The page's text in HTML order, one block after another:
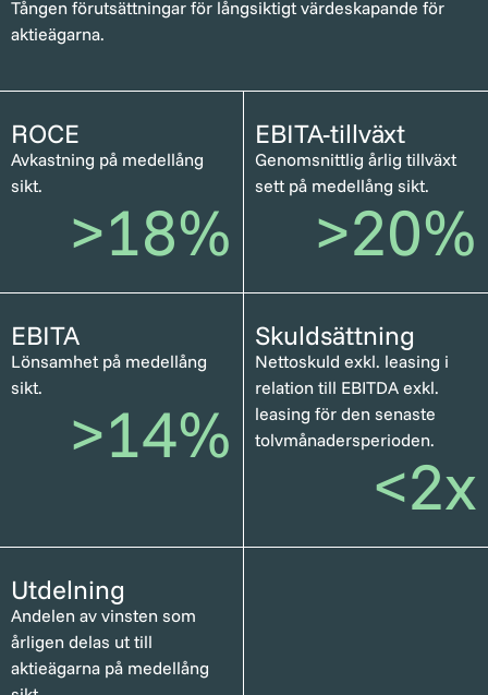
Tången förutsättningar för långsiktigt värdeskapande för
aktieägarna.
ROCE
Avkastning på medellång
sikt.
>18%
EBITA-tillväxt
Genomsnittlig årlig tillväxt
sett på medellång sikt.
>20%
EBITA
Lönsamhet på medellång
sikt.
>14%
Skuldsättning
Nettoskuld exkl. leasing i
relation till EBITDA exkl.
leasing för den senaste
tolvmånadersperioden.
<2x
Utdelning
Andelen av vinsten som
årligen delas ut till
aktieägarna på medellång